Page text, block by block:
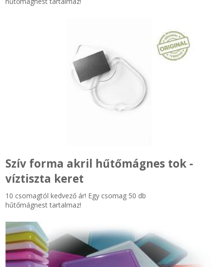
Szív forma akril hűtőmágnes tok -
víztiszta keret
10 csomagtól kedvező ár! Egy csomag 50 db
hűtőmágnest tartalmaz!